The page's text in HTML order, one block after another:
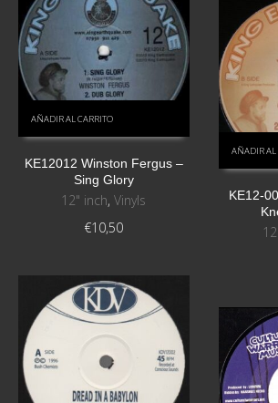
AÑADIR AL CARRITO
KE12012 Winston Fergus –
Sing Glory
12" inch,Vinyls
€10,50
AÑADIR AL
KE12-